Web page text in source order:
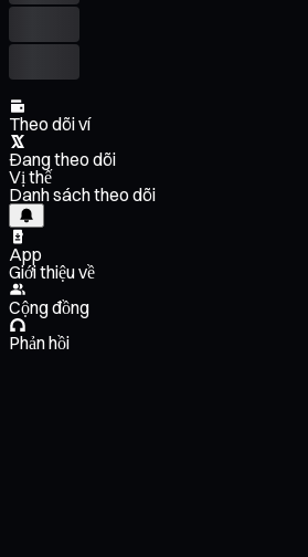
Theo dõi ví
Đang theo dõi
Vị thế
Danh sách theo dõi
App
Giới thiệu về
Cộng đồng
Phản hồi